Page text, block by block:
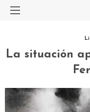
La situación